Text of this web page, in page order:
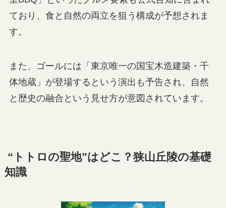
ており、食と自然の両立を狙う構成が予想されま
す。
また、ゴールには「東京唯一の国宝木造建築・千
体地蔵」が登場するという演出も予告され、自然
と歴史の融合という見せ方が意図されています。
“トトロの聖地”はどこ？狭山丘陵の基礎
知識